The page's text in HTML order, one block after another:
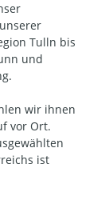
Tulln bis
und
wir ihnen
vor Ort.
ist